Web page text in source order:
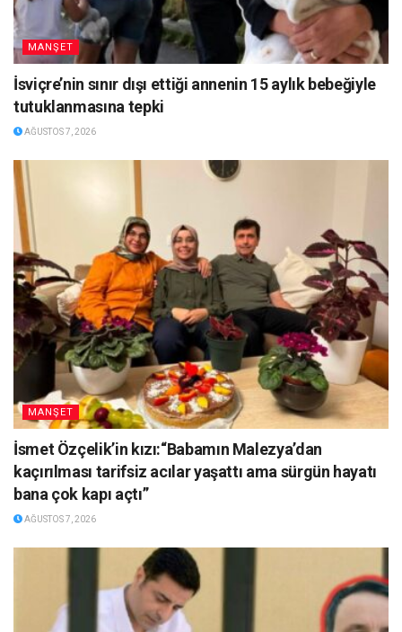
MANŞET
İsviçre’nin sınır dışı ettiği annenin 15 aylık bebeğiyle
tutuklanmasına tepki
AĞUSTOS 7, 2026
MANŞET
İsmet Özçelik’in kızı:“Babamın Malezya’dan
kaçırılması tarifsiz acılar yaşattı ama sürgün hayatı
bana çok kapı açtı”
AĞUSTOS 7, 2026